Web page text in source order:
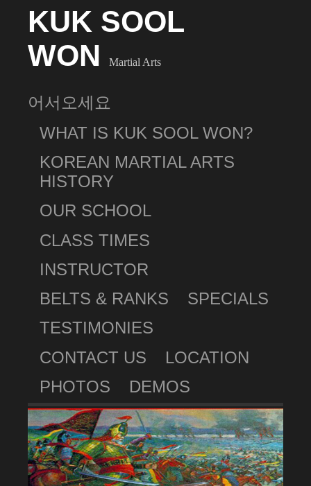
KUK SOOL
WON
Martial Arts
어서오세요
WHAT IS KUK SOOL WON?
KOREAN MARTIAL ARTS
HISTORY
OUR SCHOOL
CLASS TIMES
INSTRUCTOR
BELTS & RANKS
SPECIALS
TESTIMONIES
CONTACT US
LOCATION
PHOTOS
DEMOS